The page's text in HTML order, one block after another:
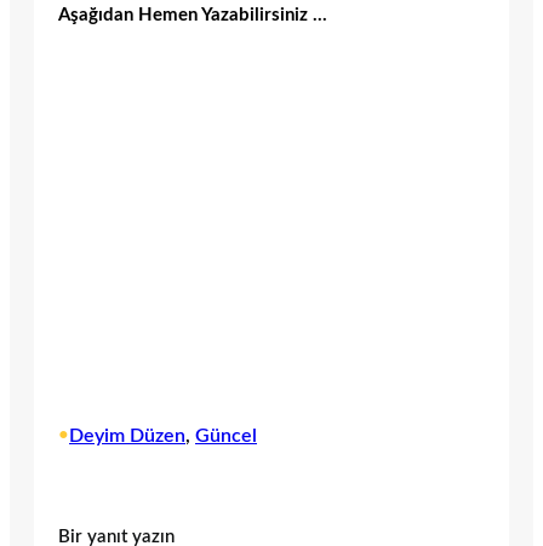
Aşağıdan Hemen Yazabilirsiniz …
•Deyim Düzen, Güncel
Bir yanıt yazın